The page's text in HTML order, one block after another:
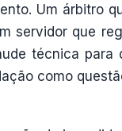
Um árbitro
servidor que
técnica para
como